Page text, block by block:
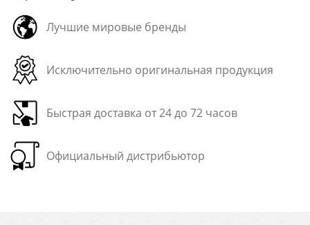
Лучшие мировые бренды
Исключительно оригинальная продукция
Быстрая доставка от 24 до 72 часов
Официальный дистрибьютор